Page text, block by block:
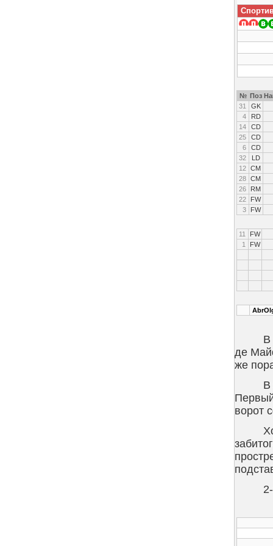
№ Поз
31
GK
4
RD
14
CD
25
CD
6
CD
32
LD
12 CM
28 CM
26
RM
22
FW
3
FW
11 FW
1
FW
В
де
же
В
ворот